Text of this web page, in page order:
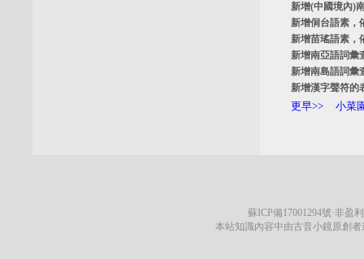
新增(中國境內)
新增侗台語素，
新增苗瑤語素，
新增南亞語詞彙
新增南島語詞彙
新增漢字聲符的
更早>> 小菜
蘇ICP備17001294號·非盈
本站知識內容中由古音小鏡原創